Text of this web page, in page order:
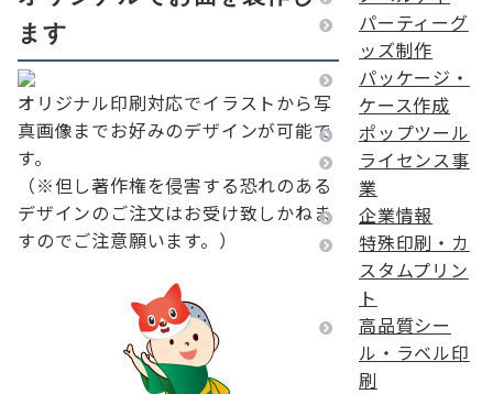
ます
オリジナル印刷対応でイラストから写
真画像までお好みのデザインが可能で
す。
（※但し著作権を侵害する恐れのある
デザインのご注文はお受け致しかねま
すのでご注意願います。）
パーティーグ
ッズ制作
パッケージ・
ケース作成
ポップツール
ライセンス事
業
企業情報
特殊印刷・カ
スタムプリン
ト
高品質シー
ル・ラベル印
刷